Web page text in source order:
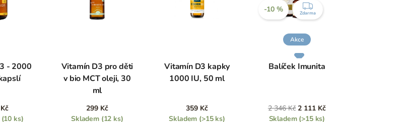
- 2000
(10 ks)
Vitamín D3 pro děti
v bio MCT oleji, 30
ml
299 Kč
Skladem (12 ks)
Vitamín D3 kapky
1000 IU, 50 ml
359 Kč
Skladem (>15 ks)
-10 % ZDARMA
Zdarma
Akce
Balíček Imunita
2 346 Kč 2 111 Kč
Skladem (>15 ks)